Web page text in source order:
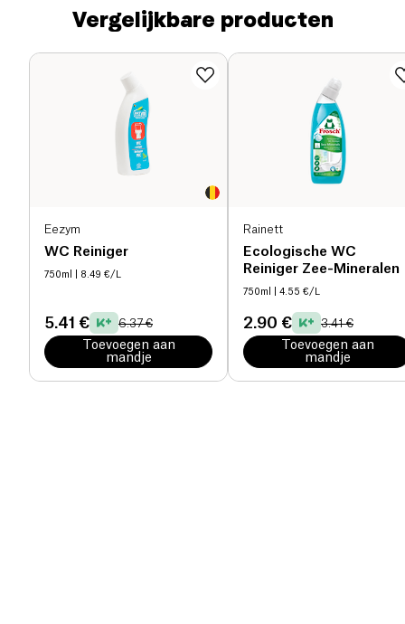
Vergelijkbare producten
Eezym
WC Reiniger
750ml | 8.49 €/L
5.41 € 6.37 €
Toevoegen aan
mandje
Rainett
Ecologische WC
Reiniger Zee-Mineralen
750ml | 4.55 €/L
2.90 € 3.41 €
Toevoegen aan
mandje